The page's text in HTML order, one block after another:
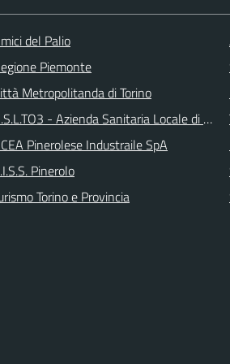
del Palio
Piemonte
Metropolitanda di Torino
- Azienda Sanitaria Locale di
Pinerolese Industraile SpA
Pinerolo
Torino e Provincia